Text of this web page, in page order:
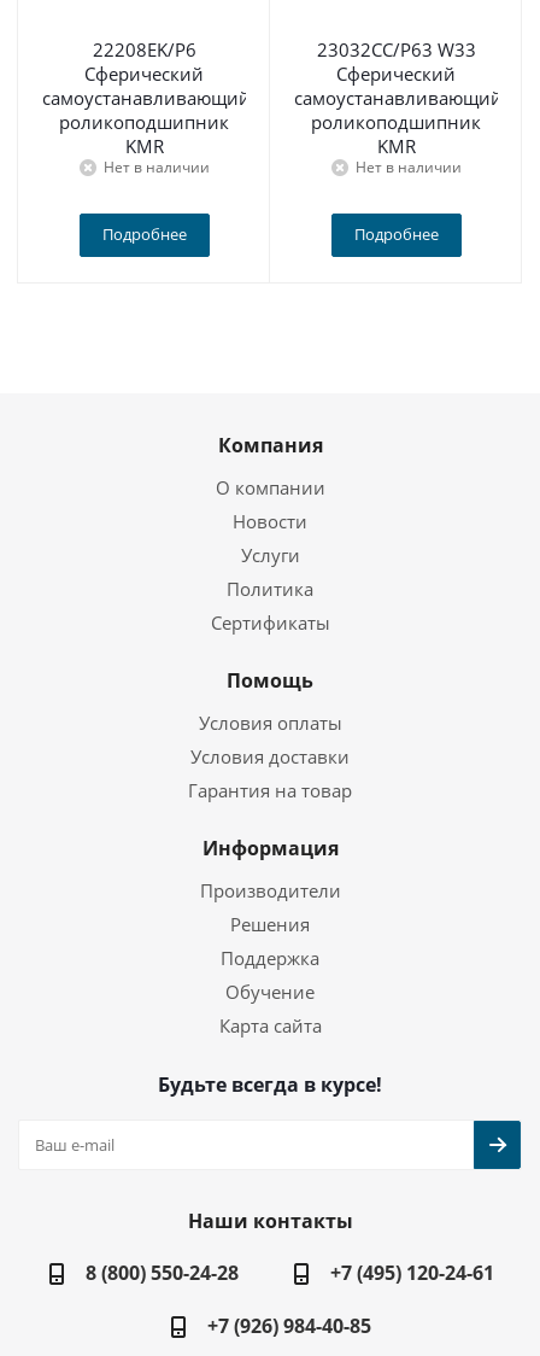
22208EK/P6
Сферический
самоустанавливающийся
роликоподшипник
KMR
Нет в наличии
Подробнее
23032CC/P63 W33
Сферический
самоустанавливающийся
роликоподшипник
KMR
Нет в наличии
Подробнее
Компания
О компании
Новости
Услуги
Политика
Сертификаты
Помощь
Условия оплаты
Условия доставки
Гарантия на товар
Информация
Производители
Решения
Поддержка
Обучение
Карта сайта
Будьте всегда в курсе!
Наши контакты
8 (800) 550-24-28
+7 (495) 120-24-61
+7 (926) 984-40-85